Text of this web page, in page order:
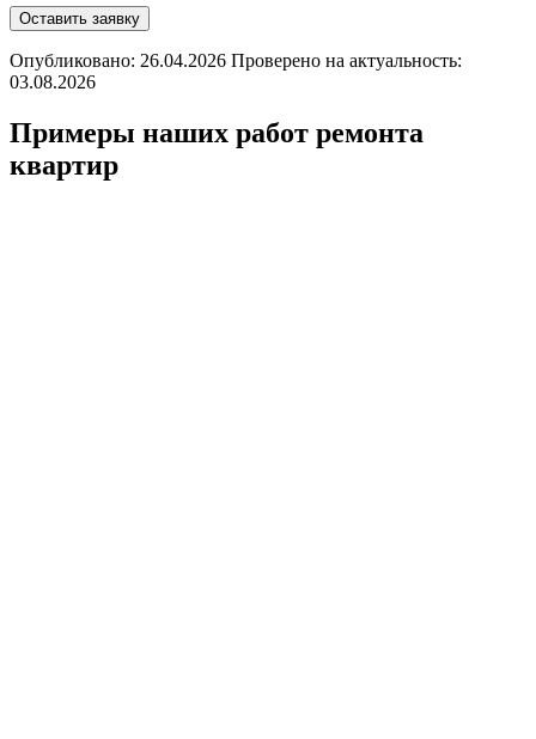
Оставить заявку
Опубликовано: 26.04.2026 Проверено на актуальность:
03.08.2026
Примеры наших работ ремонта
квартир